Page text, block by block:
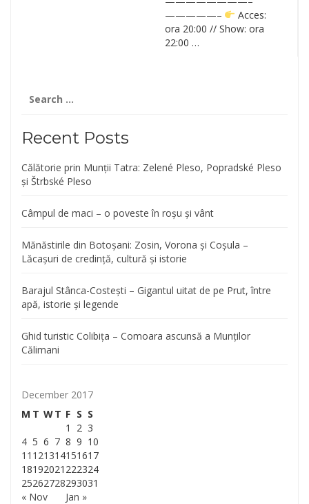
—————–
Acces:
ora 20:00 // Show: ora
22:00 …
for:
Recent Posts
Călătorie prin Munții Tatra: Zelené Pleso, Popradské Pleso
și Štrbské Pleso
Câmpul de maci – o poveste în roșu și vânt
Mănăstirile din Botoșani: Zosin, Vorona și Coșula –
Lăcașuri de credință, cultură și istorie
Barajul Stânca-Costești – Gigantul uitat de pe Prut, între
apă, istorie și legende
Ghid turistic Colibița – Comoara ascunsă a Munților
Călimani
December 2017
M T WT F S S
« Nov Jan »
1 2 3
4 5 6 7 8 9 10
11 121314151617
18192021 222324
25262728293031